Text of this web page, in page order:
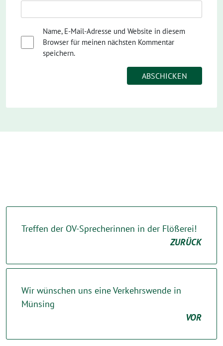
Name, E-Mail-Adresse und Website in diesem
Browser für meinen nächsten Kommentar
speichern.
Treffen der OV-Sprecherinnen in der Flößerei!
ZURÜCK
Wir wünschen uns eine Verkehrswende in
Münsing
VOR